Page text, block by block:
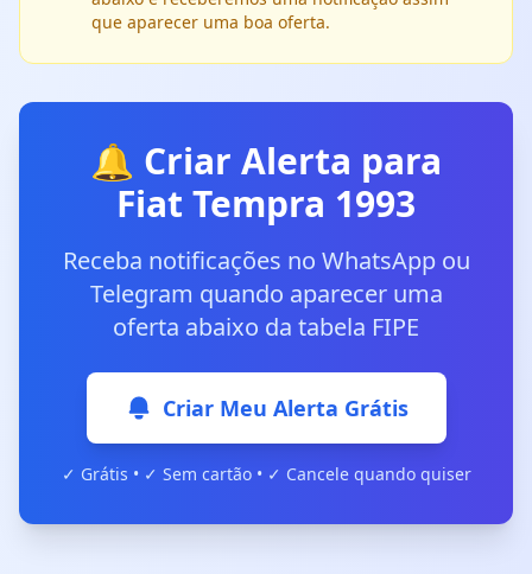
que aparecer uma boa oferta.
🔔 Criar Alerta para
Fiat Tempra 1993
Receba notificações no WhatsApp ou
Telegram quando aparecer uma
oferta abaixo da tabela FIPE
Criar Meu Alerta Grátis
✓ Grátis • ✓ Sem cartão • ✓ Cancele quando quiser